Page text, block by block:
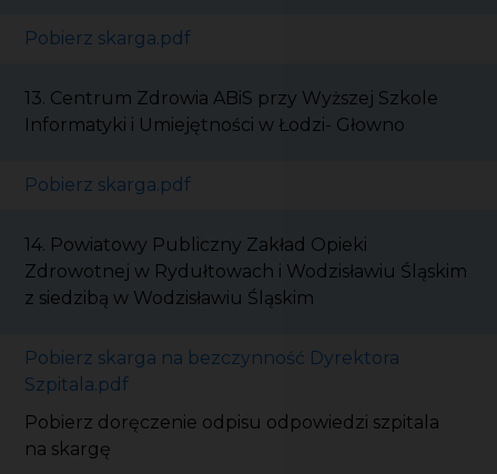
Pobierz skarga.pdf
13. Centrum Zdrowia ABiS przy Wyższej Szkole
Informatyki i Umiejętności w Łodzi- Głowno
Pobierz skarga.pdf
14. Powiatowy Publiczny Zakład Opieki
Zdrowotnej w Rydułtowach i Wodzisławiu Śląskim
z siedzibą w Wodzisławiu Śląskim
Pobierz skarga na bezczynność Dyrektora
Szpitala.pdf
Pobierz doręczenie odpisu odpowiedzi szpitala
na skargę